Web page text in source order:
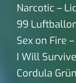
Narcotic –
99
Sex on Fire
I Will
Cordula